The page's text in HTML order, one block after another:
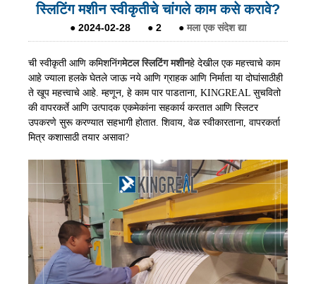
स्लिटिंग मशीन स्वीकृतीचे चांगले काम कसे करावे?
● 2024-02-28 ● 2 ● मला एक संदेश द्या
ची स्वीकृती आणि कमिशनिंगमेटल स्लिटिंग मशीनहे देखील एक महत्त्वाचे काम
आहे ज्याला हलके घेतले जाऊ नये आणि ग्राहक आणि निर्माता या दोघांसाठीही
ते खूप महत्त्वाचे आहे. म्हणून, हे काम पार पाडताना, KINGREAL सुचवितो
की वापरकर्ते आणि उत्पादक एकमेकांना सहकार्य करतात आणि स्लिटर
उपकरणे सुरू करण्यात सहभागी होतात. शिवाय, वेळ स्वीकारताना, वापरकर्ता
मित्र कशासाठी तयार असावा?